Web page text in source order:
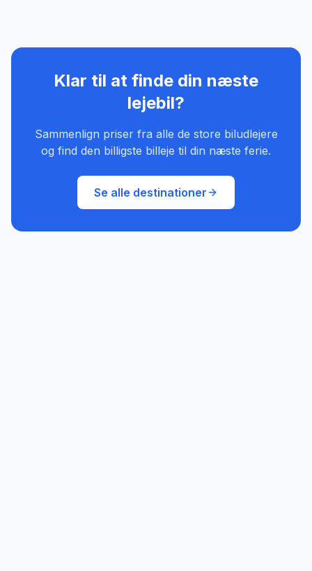
Klar til at finde din næste
lejebil?
Sammenlign priser fra alle de store biludlejere
og find den billigste billeje til din næste ferie.
Se alle destinationer